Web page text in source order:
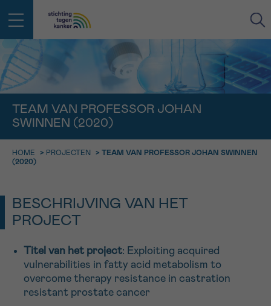
TEAM VAN PROFESSOR JOHAN
SWINNEN (2020)
HOME > PROJECTEN > TEAM VAN PROFESSOR JOHAN SWINNEN
(2020)
BESCHRIJVING VAN HET
PROJECT
Titel van het project: Exploiting acquired
vulnerabilities in fatty acid metabolism to
overcome therapy resistance in castration
resistant prostate cancer
VOORNAAM
IN DE STRIJD TEGEN KANKER STA
Professionele medewerkers beantwoorden je vragen
Via ons
contactformulier
Meer weten over Kankerinfo
geen enkele diagnose
TERUG
NAAM
TERUG
Afspraak Vraag Gegevens Bevestiging
9h-11h
13h-16h